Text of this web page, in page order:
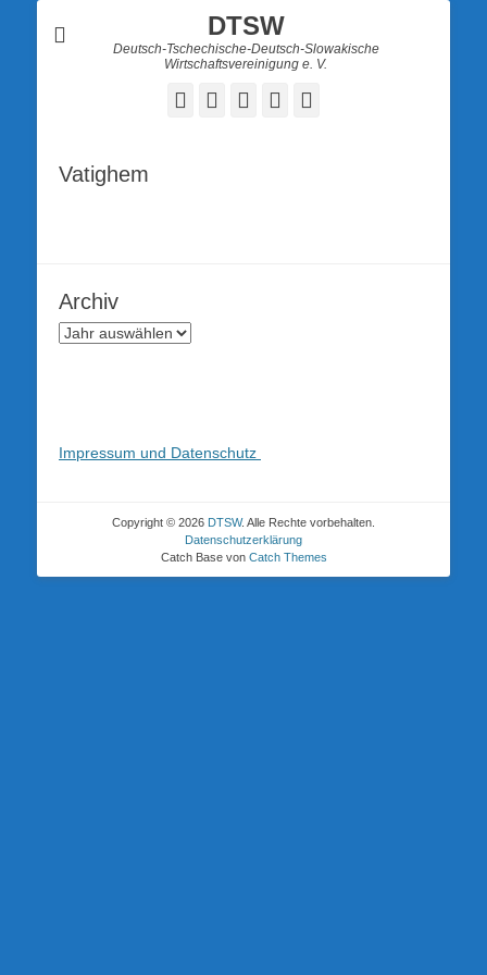
DTSW
Deutsch-Tschechische-Deutsch-Slowakische
Wirtschaftsvereinigung e. V.
Facebook
TwitterLinkedInYouTube
Vatighem
Archiv
Impressum und Datenschutz
Copyright © 2026 DTSW. Alle Rechte vorbehalten.
Datenschutzerklärung
Catch Base von Catch Themes